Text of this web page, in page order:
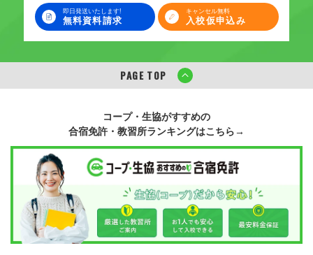
即日発送いたします!
無料資料請求
キャンセル無料
入校仮申込み
PAGE TOP
コープ・生協がすすめの
合宿免許・教習所ランキングはこちら→